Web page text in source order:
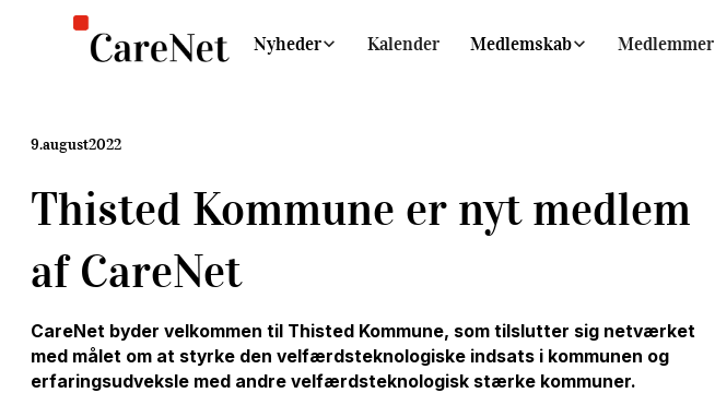
Nyheder Kalender Medlemskab Medlemmer
9.august2022
Thisted Kommune er nyt medlem
af CareNet
CareNet byder velkommen til Thisted Kommune, som tilslutter sig netværket
med målet om at styrke den velfærdsteknologiske indsats i kommunen og
erfaringsudveksle med andre velfærdsteknologisk stærke kommuner.